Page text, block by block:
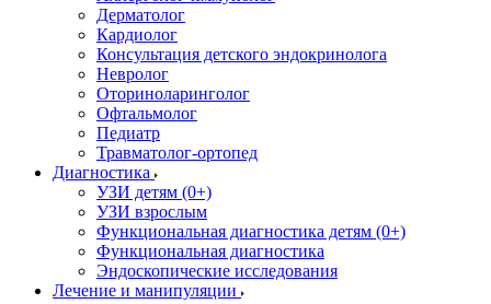
Дерматолог
Кардиолог
Консультация детского эндокринолога
Невролог
Оториноларинголог
Офтальмолог
Педиатр
Травматолог-ортопед
Диагностика
УЗИ детям (0+)
УЗИ взрослым
Функциональная диагностика детям (0+)
Функциональная диагностика
Эндоскопические исследования
Лечение и манипуляции